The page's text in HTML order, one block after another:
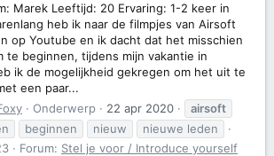
Marek Leeftijd: 20 Ervaring: 1-2 keer in
heb ik naar de filmpjes van Airsoft
op Youtube en ik dacht dat het misschien
te beginnen, tijdens mijn vakantie in
ik de mogelijkheid gekregen om het uit te
een paar...
Onderwerp 22 apr 2020
airsoft
beginnen nieuw
nieuwe leden
Forum: Stel je voor / Introduce yourself